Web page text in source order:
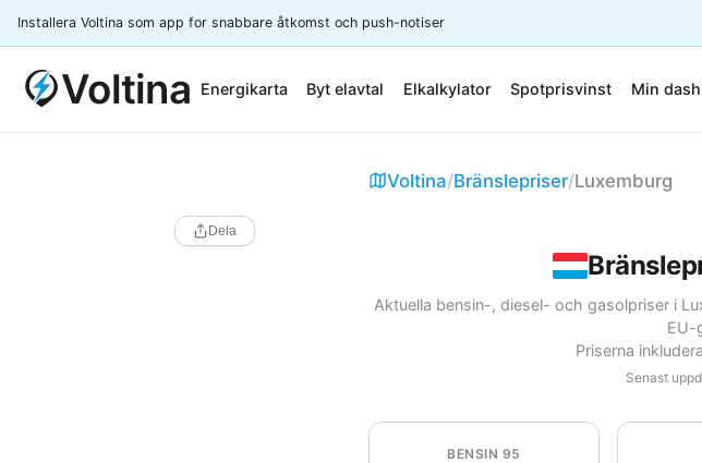
Installera Voltina som app for snabbare åtkomst och push-notiser
Voltina Energikarta Byt elavtal Elkalkylator Spotprisvinst Min
Voltina/Bränslepriser/Luxemburg
Dela
Aktuella bensin-, diesel- och gasolpriser i
EU-
Priserna
Senast
BENSIN 95